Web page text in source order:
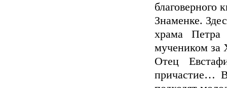
благоверного
Знаменке.
храма
мучеником за
Отец
причастие…